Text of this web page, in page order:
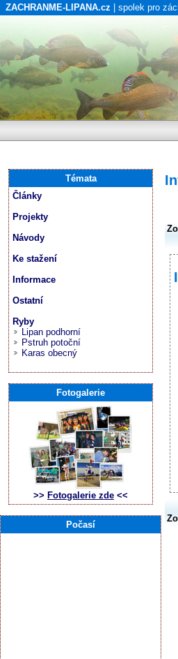
ZACHRANME-LIPANA.cz | spolek pro
Témata
Články
Projekty
Návody
Ke stažení
Informace
Ostatní
Ryby
Lipan podhorní
Pstruh potoční
Karas obecný
Fotogalerie
>> Fotogalerie zde <<
Počasí